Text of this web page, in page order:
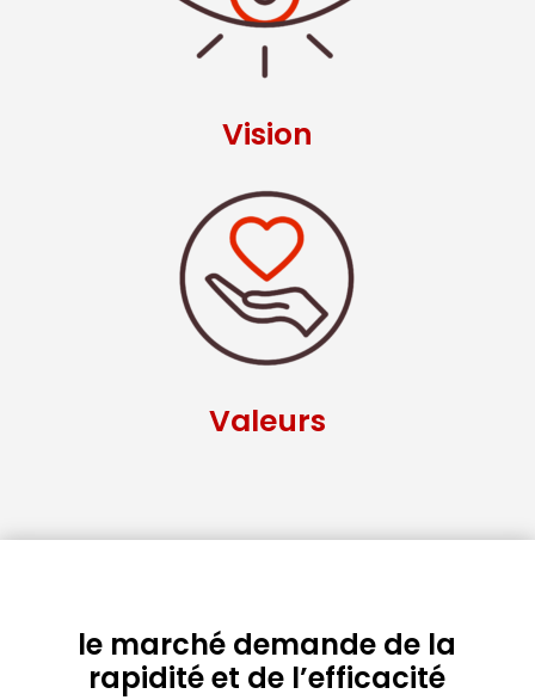
Vision
Valeurs
le marché demande de la
rapidité et de l’efficacité